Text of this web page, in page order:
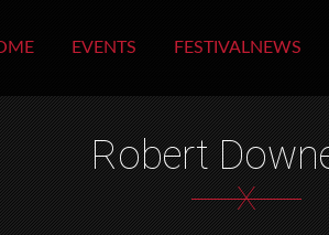
EVENTS FESTIVALNEWS
Robert
X